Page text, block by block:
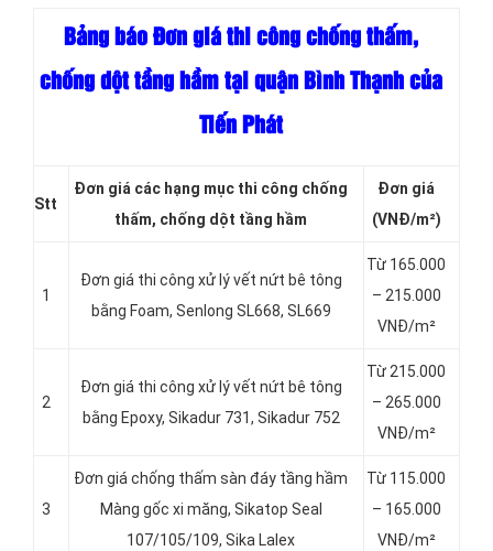
Bảng báo Đơn giá thi công chống thấm,
chống dột tầng hầm tại quận Bình Thạnh của
Tiến Phát
Stt
Đơn giá các hạng mục thi công chống
thấm, chống dột tầng hầm
Đơn giá
(VNĐ/m²)
1
Đơn giá thi công xử lý vết nứt bê tông
bằng Foam, Senlong SL668, SL669
Từ 165.000
– 215.000
VNĐ/m²
2
Đơn giá thi công xử lý vết nứt bê tông
bằng Epoxy, Sikadur 731, Sikadur 752
Từ 215.000
– 265.000
VNĐ/m²
3
Đơn giá chống thấm sàn đáy tầng hầm
Màng gốc xi măng, Sikatop Seal
107/105/109, Sika Lalex
Từ 115.000
– 165.000
VNĐ/m²